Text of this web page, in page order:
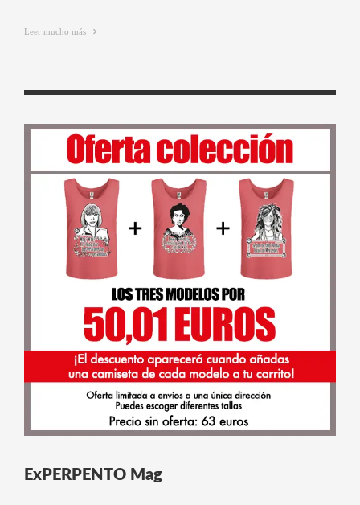
Leer mucho más
ExPERPENTO Mag